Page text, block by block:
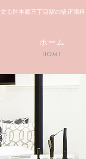
ホーム
HOME
京区本郷三丁目駅の矯正歯科